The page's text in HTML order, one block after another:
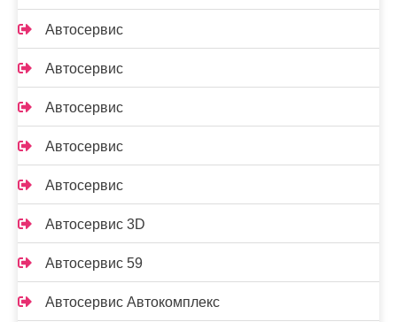
Автосервис
Автосервис
Автосервис
Автосервис
Автосервис
Автосервис 3D
Автосервис 59
Автосервис Автокомплекс